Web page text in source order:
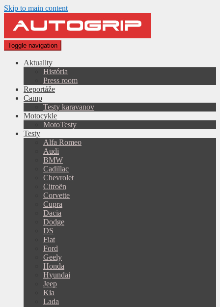
Skip to main content
Toggle navigation
Aktuality
História
Press room
Reportáže
Camp
Testy karavanov
Motocykle
MotoTesty
Testy
Alfa Romeo
Audi
BMW
Cadillac
Chevrolet
Citroën
Corvette
Cupra
Dacia
Dodge
DS
Fiat
Ford
Geely
Honda
Hyundai
Jeep
Kia
Lada